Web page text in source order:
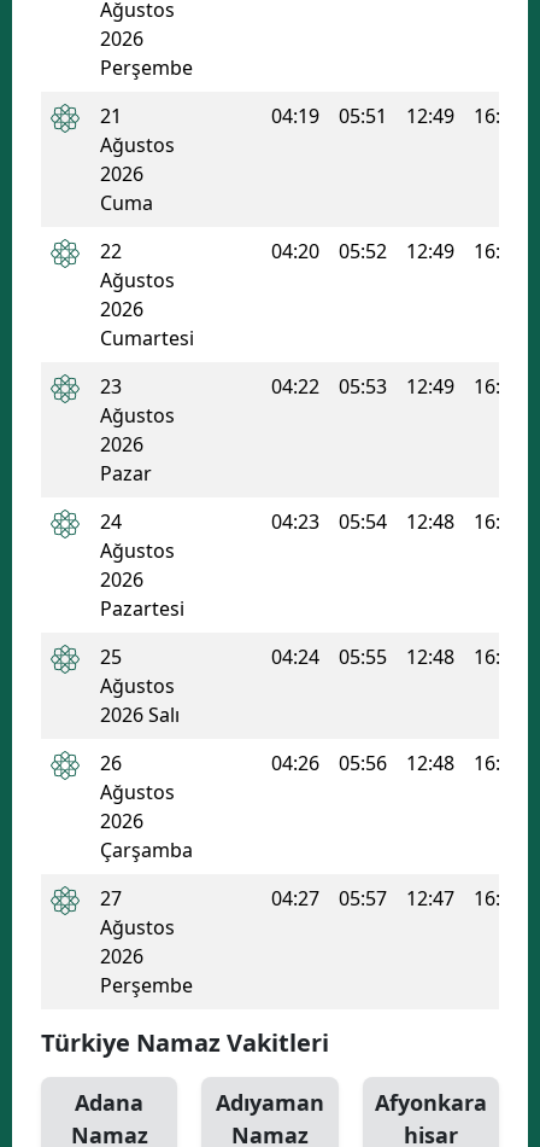
Samsun
Sivas
Yozgat
Kırıkkale
Ardahan
Ağustos
2026
Perşembe
21
Ağustos
2026
Cuma
04:19 05:51 12:49 16:34
22
Ağustos
2026
Cumartesi
04:20 05:52 12:49 16:34
23
Ağustos
2026
Pazar
04:22 05:53 12:49 16:33
24
Ağustos
2026
Pazartesi
04:23 05:54 12:48 16:32
25
Ağustos
2026 Salı
04:24 05:55 12:48 16:31
26
Ağustos
2026
Çarşamba
04:26 05:56 12:48 16:31
27
Ağustos
2026
Perşembe
04:27 05:57 12:47 16:30
Türkiye Namaz Vakitleri
Adana
Namaz
Adıyaman
Namaz
Afyonkara
hisar